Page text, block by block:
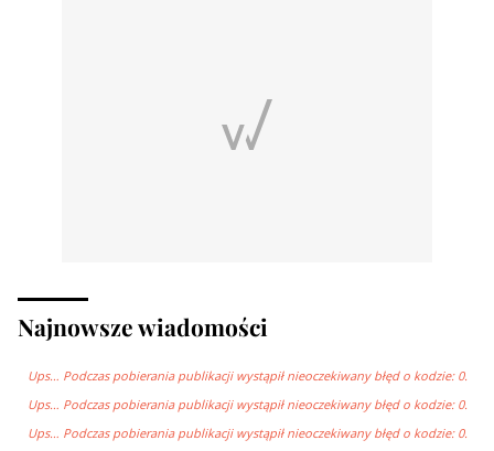
Najnowsze wiadomości
Ups… Podczas pobierania publikacji wystąpił nieoczekiwany błęd o kodzie: 0.
Ups… Podczas pobierania publikacji wystąpił nieoczekiwany błęd o kodzie: 0.
Ups… Podczas pobierania publikacji wystąpił nieoczekiwany błęd o kodzie: 0.